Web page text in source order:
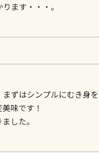
ます・・・。
ずはシンプルにむき身を
味です！
した。